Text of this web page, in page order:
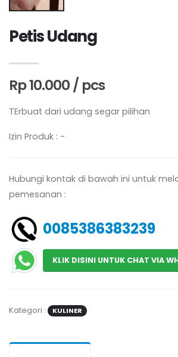
Petis Udang
Rp 10.000 / pcs
TErbuat dari udang segar pilihan
Izin Produk : -
Hubungi kontak di bawah ini untuk
pemesanan :
0085386383239
KLIK DISINI UNTUK CHAT VIA
Kategori : KULINER